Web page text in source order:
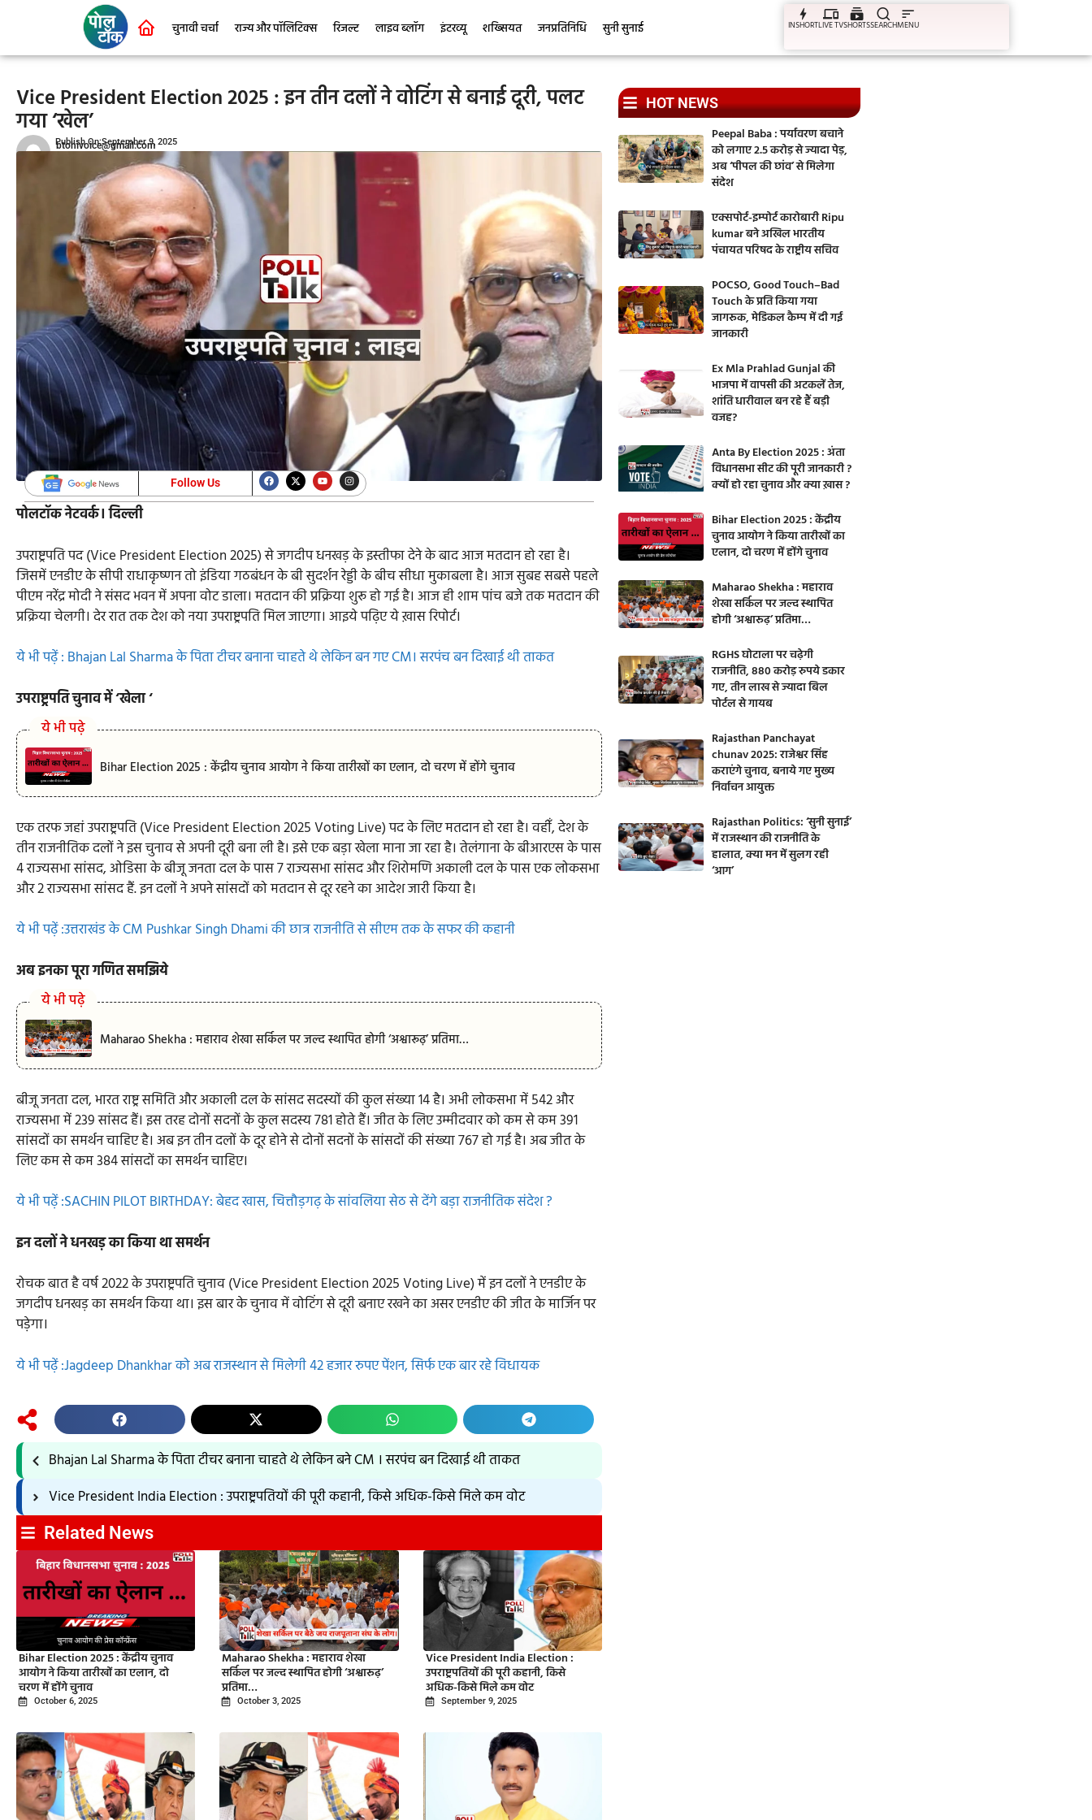
INSHORTLIVE TVSHORTSSEARCHMENU
चुनावी चर्चा राज्य और पॉलिटिक्स रिजल्ट लाइव ब्लॉग इंटरव्यू शख्सियत जनप्रतिनिधि सुनी सुनाई
Vice President Election 2025 : इन तीन दलों ने वोटिंग से बनाई दूरी, पलट
गया ‘खेल’
btohivoice@gmail.com
Publish On:September 9, 2025
Follow Us
पोलटॉक नेटवर्क। दिल्ली
उपराष्ट्रपति पद (Vice President Election 2025) से जगदीप धनखड़ के इस्तीफा देने के बाद आज मतदान हो रहा है।
जिसमें एनडीए के सीपी राधाकृष्णन तो इंडिया गठबंधन के बी सुदर्शन रेड्डी के बीच सीधा मुकाबला है। आज सुबह सबसे पहले
पीएम नरेंद्र मोदी ने संसद भवन में अपना वोट डाला। मतदान की प्रक्रिया शुरू हो गई है। आज ही शाम पांच बजे तक मतदान की
प्रक्रिया चेलगी। देर रात तक देश को नया उपराष्ट्रपति मिल जाएगा। आइये पढ़िए ये ख़ास रिपोर्ट।
ये भी पढ़ें : Bhajan Lal Sharma के पिता टीचर बनाना चाहते थे लेकिन बन गए CM। सरपंच बन दिखाई थी ताकत
उपराष्ट्रपति चुनाव में ‘खेला ‘
ये भी पढ़े
Bihar Election 2025 : केंद्रीय चुनाव आयोग ने किया तारीखों का एलान, दो चरण में होंगे चुनाव
एक तरफ जहां उपराष्ट्रपति (Vice President Election 2025 Voting Live) पद के लिए मतदान हो रहा है। वहीँ, देश के
तीन राजनीतिक दलों ने इस चुनाव से अपनी दूरी बना ली है। इसे एक बड़ा खेला माना जा रहा है। तेलंगाना के बीआरएस के पास
4 राज्यसभा सांसद, ओडिसा के बीजू जनता दल के पास 7 राज्यसभा सांसद और शिरोमणि अकाली दल के पास एक लोकसभा
और 2 राज्यसभा सांसद हैं. इन दलों ने अपने सांसदों को मतदान से दूर रहने का आदेश जारी किया है।
ये भी पढ़ें :उत्तराखंड के CM Pushkar Singh Dhami की छात्र राजनीति से सीएम तक के सफर की कहानी
अब इनका पूरा गणित समझिये
ये भी पढ़े
Maharao Shekha : महाराव शेखा सर्किल पर जल्द स्थापित होगी ‘अश्वारूढ़’ प्रतिमा…
बीजू जनता दल, भारत राष्ट्र समिति और अकाली दल के सांसद सदस्यों की कुल संख्या 14 है। अभी लोकसभा में 542 और
राज्यसभा में 239 सांसद हैं। इस तरह दोनों सदनों के कुल सदस्य 781 होते हैं। जीत के लिए उम्मीदवार को कम से कम 391
सांसदों का समर्थन चाहिए है। अब इन तीन दलों के दूर होने से दोनों सदनों के सांसदों की संख्या 767 हो गई है। अब जीत के
लिए कम से कम 384 सांसदों का समर्थन चाहिए।
ये भी पढ़ें :SACHIN PILOT BIRTHDAY: बेहद खास, चित्तौड़गढ़ के सांवलिया सेठ से देंगे बड़ा राजनीतिक संदेश ?
इन दलों ने धनखड़ का किया था समर्थन
रोचक बात है वर्ष 2022 के उपराष्ट्रपति चुनाव (Vice President Election 2025 Voting Live) में इन दलों ने एनडीए के
जगदीप धनखड़ का समर्थन किया था। इस बार के चुनाव में वोटिंग से दूरी बनाए रखने का असर एनडीए की जीत के मार्जिन पर
पड़ेगा।
ये भी पढ़ें :Jagdeep Dhankhar को अब राजस्थान से मिलेगी 42 हजार रुपए पेंशन, सिर्फ एक बार रहे विधायक
Bhajan Lal Sharma के पिता टीचर बनाना चाहते थे लेकिन बने CM । सरपंच बन दिखाई थी ताकत
Vice President India Election : उपराष्ट्रपतियों की पूरी कहानी, किसे अधिक-किसे मिले कम वोट
Related News
Bihar Election 2025 : केंद्रीय चुनाव
आयोग ने किया तारीखों का एलान, दो
चरण में होंगे चुनाव
October 6, 2025
Maharao Shekha : महाराव शेखा
सर्किल पर जल्द स्थापित होगी ‘अश्वारूढ़’
प्रतिमा…
October 3, 2025
Vice President India Election :
उपराष्ट्रपतियों की पूरी कहानी, किसे
अधिक-किसे मिले कम वोट
September 9, 2025
HOT NEWS
Peepal Baba : पर्यावरण बचाने
को लगाए 2.5 करोड़ से ज्यादा पेड़,
अब ‘पीपल की छांव’ से मिलेगा
संदेश
एक्सपोर्ट-इम्पोर्ट कारोबारी Ripu
kumar बने अखिल भारतीय
पंचायत परिषद के राष्ट्रीय सचिव
POCSO, Good Touch–Bad
Touch के प्रति किया गया
जागरूक, मेडिकल कैम्प में दी गई
जानकारी
Ex Mla Prahlad Gunjal की
भाजपा में वापसी की अटकलें तेज,
शांति धारीवाल बन रहे हैं बड़ी
वजह?
Anta By Election 2025 : अंता
विधानसभा सीट की पूरी जानकारी ?
क्यों हो रहा चुनाव और क्या ख़ास ?
Bihar Election 2025 : केंद्रीय
चुनाव आयोग ने किया तारीखों का
एलान, दो चरण में होंगे चुनाव
Maharao Shekha : महाराव
शेखा सर्किल पर जल्द स्थापित
होगी ‘अश्वारूढ़’ प्रतिमा…
RGHS घोटाला पर चढ़ेगी
राजनीति, 880 करोड़ रुपये डकार
गए, तीन लाख से ज्यादा बिल
पोर्टल से गायब
Rajasthan Panchayat
chunav 2025: राजेश्वर सिंह
कराएंगे चुनाव, बनाये गए मुख्य
निर्वाचन आयुक्त
Rajasthan Politics: ‘सुनी सुनाई’
में राजस्थान की राजनीति के
हालात, क्या मन में सुलग रही
‘आग’